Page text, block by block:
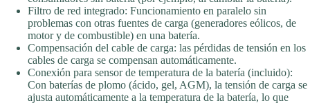
Filtro de red integrado: Funcionamiento en paralelo sin
problemas con otras fuentes de carga (generadores eólicos, de
motor y de combustible) en una batería.
Compensación del cable de carga: las pérdidas de tensión en los
cables de carga se compensan automáticamente.
Conexión para sensor de temperatura de la batería (incluido):
Con baterías de plomo (ácido, gel, AGM), la tensión de carga se
ajusta automáticamente a la temperatura de la batería, lo que